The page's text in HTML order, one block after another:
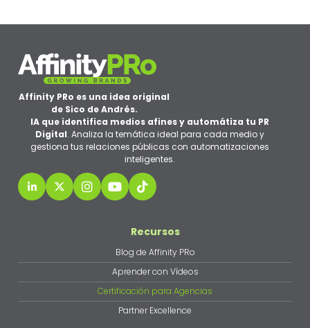
Affinity PRo es una idea original
de Sico de Andrés.
IA que identifica medios afines y automátiza tu PR
Digital. Analiza la temática ideal para cada medio y
gestiona tus relaciones públicas con automatizaciones
inteligentes.
Recursos
Blog de Affinity PRo
Aprender con Vídeos
Certificación para Agencias
Partner Excellence